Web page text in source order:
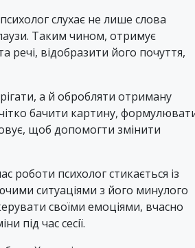
слухає не лише слова
Таким чином, отримує
речі, відобразити його почуття,
а й обробляти отриману
бачити картину,
щоб допомогти змінити
роботи психолог стикається із
ситуаціями з його минулого
своїми емоціями, вчасно
під час сесії.